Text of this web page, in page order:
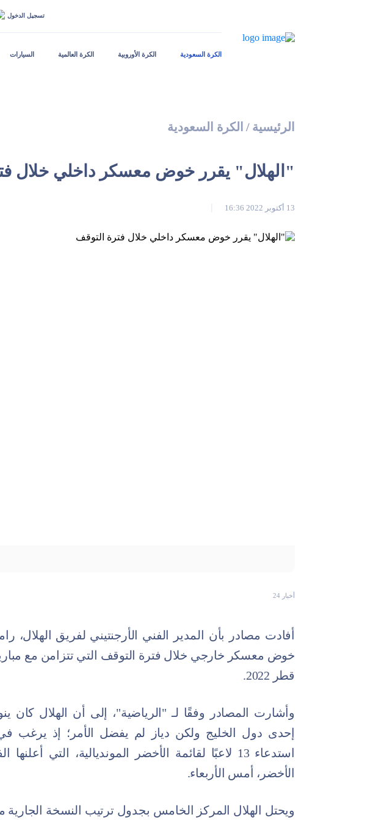
تسجيل الدخول
الكرة السعودية الكرة الأوروبية الكرة العالمية السيارات
الرئيسية / الكرة السعودية
"الهلال" يقرر خوض معسكر داخلي خلال
13 أكتوبر 2022 16:36
أخبار 24
أفادت مصادر بأن المدير الفني الأرجنتيني لفريق الهلال،
خوض معسكر خارجي خلال فترة التوقف التي تتزامن مع
قطر 2022.
وأشارت المصادر وفقًا لـ "الرياضية"، إلى أن الهلال
إحدى دول الخليج ولكن دياز لم يفضل الأمر؛ إذ يرغب
استدعاء 13 لاعبًا لقائمة الأخضر المونديالية، التي
الأخضر، أمس الأربعاء.
ويحتل الهلال المركز الخامس بجدول ترتيب النسخة